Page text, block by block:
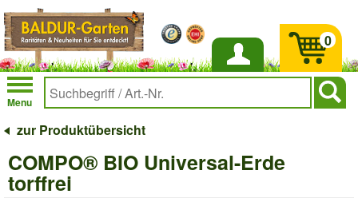
Anmelden
Menu
0
zur Produktübersicht
COMPO® BIO Universal-Erde
torffrei